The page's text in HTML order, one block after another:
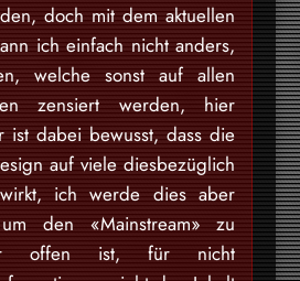
doch mit dem aktuellen
ich einfach nicht anders,
welche sonst auf allen
zensiert werden, hier
ist dabei bewusst, dass die
auf viele diesbezüglich
ich werde dies aber
den «Mainstream» zu
offen ist, für nicht